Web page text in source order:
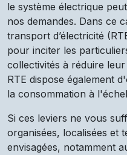
le système électrique
nos demandes. Dans ce
transport d’électricité
pour inciter les
collectivités à réduire
RTE dispose également
la consommation à
Si ces leviers ne vous
organisées, localisées et
envisagées, notamment